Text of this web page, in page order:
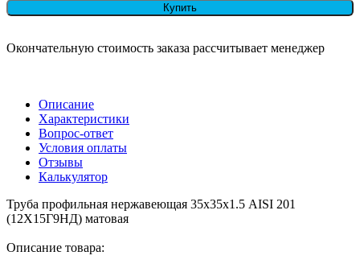
Купить
Окончательную стоимость заказа рассчитывает менеджер
Описание
Характеристики
Вопрос-ответ
Условия оплаты
Отзывы
Калькулятор
Труба профильная нержавеющая 35х35х1.5 AISI 201
(12Х15Г9НД) матовая
Описание товара: